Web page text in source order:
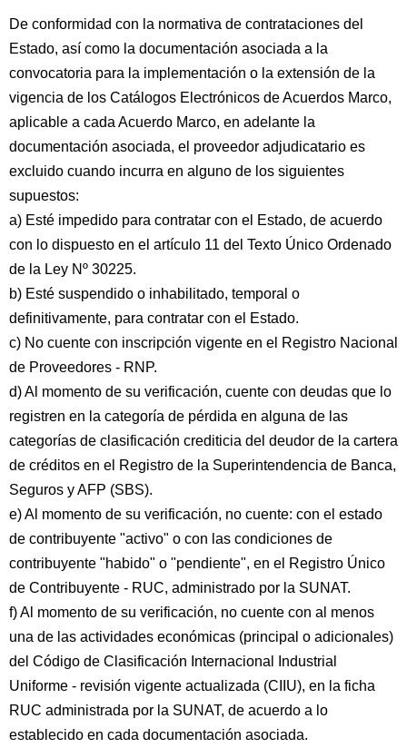
De conformidad con la normativa de contrataciones del
Estado, así como la documentación asociada a la
convocatoria para la implementación o la extensión de la
vigencia de los Catálogos Electrónicos de Acuerdos Marco,
aplicable a cada Acuerdo Marco, en adelante la
documentación asociada, el proveedor adjudicatario es
excluido cuando incurra en alguno de los siguientes
supuestos:
a) Esté impedido para contratar con el Estado, de acuerdo
con lo dispuesto en el artículo 11 del Texto Único Ordenado
de la Ley Nº 30225.
b) Esté suspendido o inhabilitado, temporal o
definitivamente, para contratar con el Estado.
c) No cuente con inscripción vigente en el Registro Nacional
de Proveedores - RNP.
d) Al momento de su verificación, cuente con deudas que lo
registren en la categoría de pérdida en alguna de las
categorías de clasificación crediticia del deudor de la cartera
de créditos en el Registro de la Superintendencia de Banca,
Seguros y AFP (SBS).
e) Al momento de su verificación, no cuente: con el estado
de contribuyente "activo" o con las condiciones de
contribuyente "habido" o "pendiente", en el Registro Único
de Contribuyente - RUC, administrado por la SUNAT.
f) Al momento de su verificación, no cuente con al menos
una de las actividades económicas (principal o adicionales)
del Código de Clasificación Internacional Industrial
Uniforme - revisión vigente actualizada (CIIU), en la ficha
RUC administrada por la SUNAT, de acuerdo a lo
establecido en cada documentación asociada.